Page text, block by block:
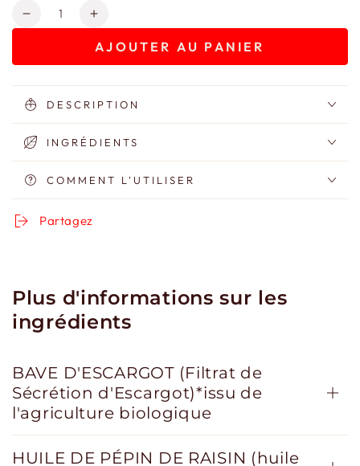
Quantité
Réduire
Crème
Baba
Jaga
à
bave
d&#39;escargot
Augmenter
quantité
Crème
Baba
Jaga
à
d&#39;escargot
AJOUTER AU PANIER
DESCRIPTION
INGRÉDIENTS
COMMENT L'UTILISER
Partagez
Plus d'informations sur les
ingrédients
BAVE D'ESCARGOT (Filtrat de
Sécrétion d'Escargot)*issu de
l'agriculture biologique
HUILE DE PÉPIN DE RAISIN (huile